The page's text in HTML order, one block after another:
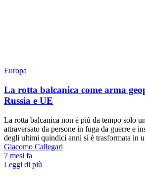
Europa
La rotta balcanica come arma
Russia e UE
La rotta balcanica non è più da tempo solo
attraversato da persone in fuga da guerre e
degli ultimi quindici anni si è trasformata in
Giacomo Callegari
7 mesi fa
Leggi di più